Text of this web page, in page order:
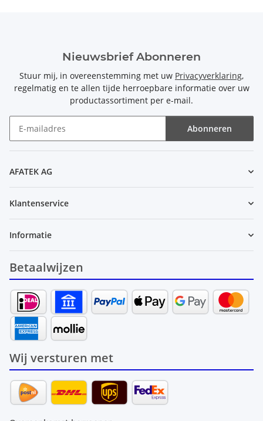
Nieuwsbrief Abonneren
Stuur mij, in overeenstemming met uw Privacyverklaring,
regelmatig en te allen tijde herroepbare informatie over uw
productassortiment per e-mail.
Abonneren
AFATEK AG
Klantenservice
Informatie
Betaalwijzen
Wij versturen met